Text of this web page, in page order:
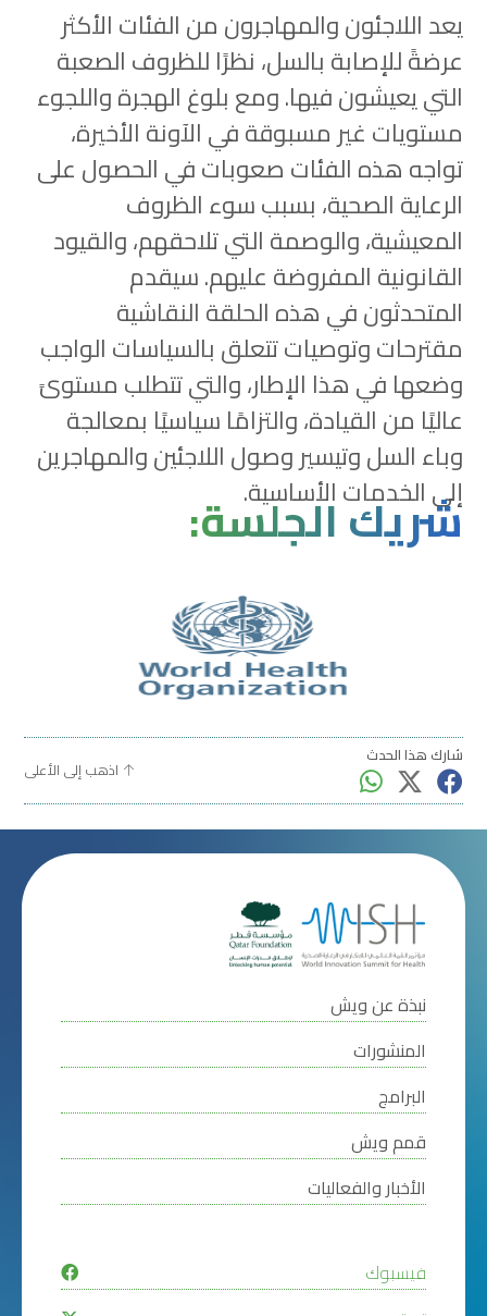
يعد اللاجئون والمهاجرون من الفئات الأكثر
عرضةً للإصابة بالسل، نظرًا للظروف الصعبة
التي يعيشون فيها. ومع بلوغ الهجرة واللجوء
مستويات غير مسبوقة في الآونة الأخيرة،
تواجه هذه الفئات صعوبات في الحصول على
الرعاية الصحية، بسبب سوء الظروف
المعيشية، والوصمة التي تلاحقهم، والقيود
القانونية المفروضة عليهم. سيقدم
المتحدثون في هذه الحلقة النقاشية
مقترحات وتوصيات تتعلق بالسياسات الواجب
وضعها في هذا الإطار، والتي تتطلب مستوىً
عاليًا من القيادة، والتزامًا سياسيًا بمعالجة
وباء السل وتيسير وصول اللاجئين والمهاجرين
إلى الخدمات الأساسية.
شريك الجلسة:
شارك هذا الحدث
اذهب إلى الأعلى
نبذة عن ويش
المنشورات
البرامج
قمم ويش
الأخبار والفعاليات
فيسبوك